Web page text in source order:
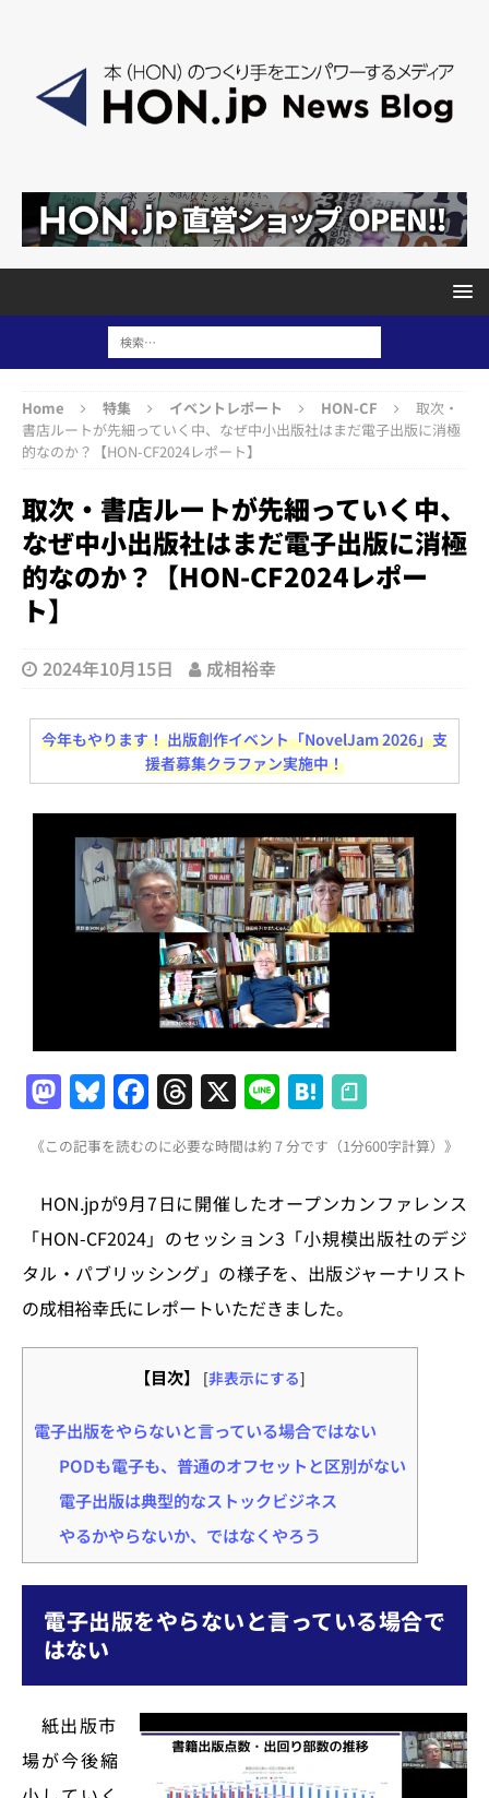
Home 特集 イベントレポート HON-CF
取次・
書店ルートが先細っていく中、なぜ中小出版社はまだ電子出版に消極
的なのか？【HON-CF2024レポート】
取次・書店ルートが先細っていく中、
なぜ中小出版社はまだ電子出版に消極
的なのか？【HON-CF2024レポー
ト】
2024年10月15日 成相裕幸
今年もやります！ 出版創作イベント「NovelJam 2026」支
援者募集クラファン実施中！
M
a
st
o
d
o
n
Bl
u
e
s
k
y
F
a
c
e
b
o
o
k
T
h
re
a
d
s
X Li
n
e
H
at
e
n
a
《この記事を読むのに必要な時間は約 7 分です（1分600字計算）》
HON.jpが9月7日に開催したオープンカンファレンス
「HON-CF2024」のセッション3「小規模出版社のデジ
タル・パブリッシング」の様子を、出版ジャーナリスト
の成相裕幸氏にレポートいただきました。
【目次】 [非表示にする]
電子出版をやらないと言っている場合ではない
PODも電子も、普通のオフセットと区別がない
電子出版は典型的なストックビジネス
やるかやらないか、ではなくやろう
電子出版をやらないと言っている場合で
はない
紙出版市
場が今後縮